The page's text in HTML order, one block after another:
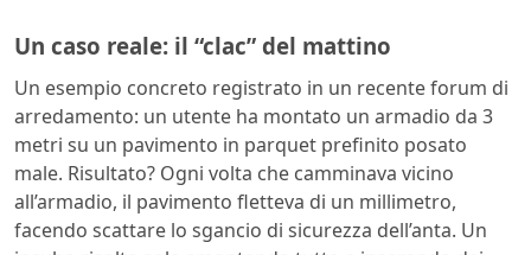
Un caso reale: il “clac” del mattino
Un esempio concreto registrato in un recente forum di
arredamento: un utente ha montato un armadio da 3
metri su un pavimento in parquet prefinito posato
male. Risultato? Ogni volta che camminava vicino
all’armadio, il pavimento fletteva di un millimetro,
facendo scattare lo sgancio di sicurezza dell’anta. Un